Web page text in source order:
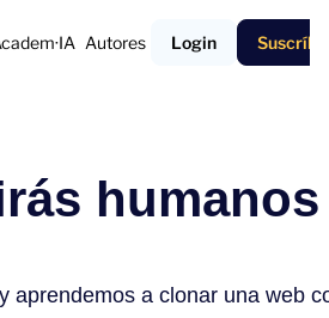
Autores Login
aprendemos a clonar una web